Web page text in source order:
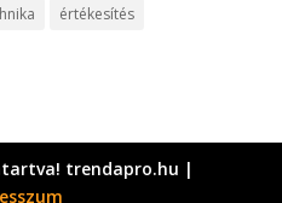
értékesítés
trendapro.hu |